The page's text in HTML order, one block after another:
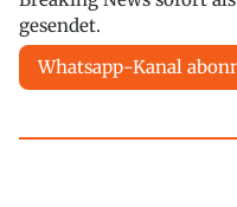
gesendet.
Whatsapp-Kanal